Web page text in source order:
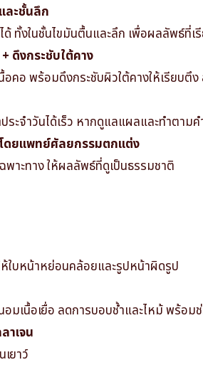
ละชั้นลึก
ทั้งในชั้นไขมันตื้นและลึก เพื่อผลลัพธ์ที่เ
ดึงกระชับใต้คาง
อคอ พร้อมดึงกระชับผิวใต้คางให้เรียบ
ระจำวันได้เร็ว หากดูแลแผลและทำตาม
ดยแพทย์ศัลยกรรมตกแต่ง
าะทาง ให้ผลลัพธ์ที่ดูเป็นธรรมชาติ
ใบหน้าหย่อนคล้อยและรูปหน้าผิดรูป
มเนื้อเยื่อ ลดการบอบช้ำและไหม้ พร้อมช่
าเจน
ยาว์